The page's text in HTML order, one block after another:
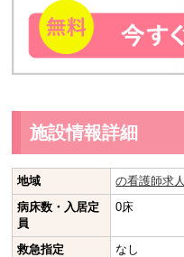
施設情報詳細
地域
の看護師求人
病床数・入居定
員
0床
救急指定
なし